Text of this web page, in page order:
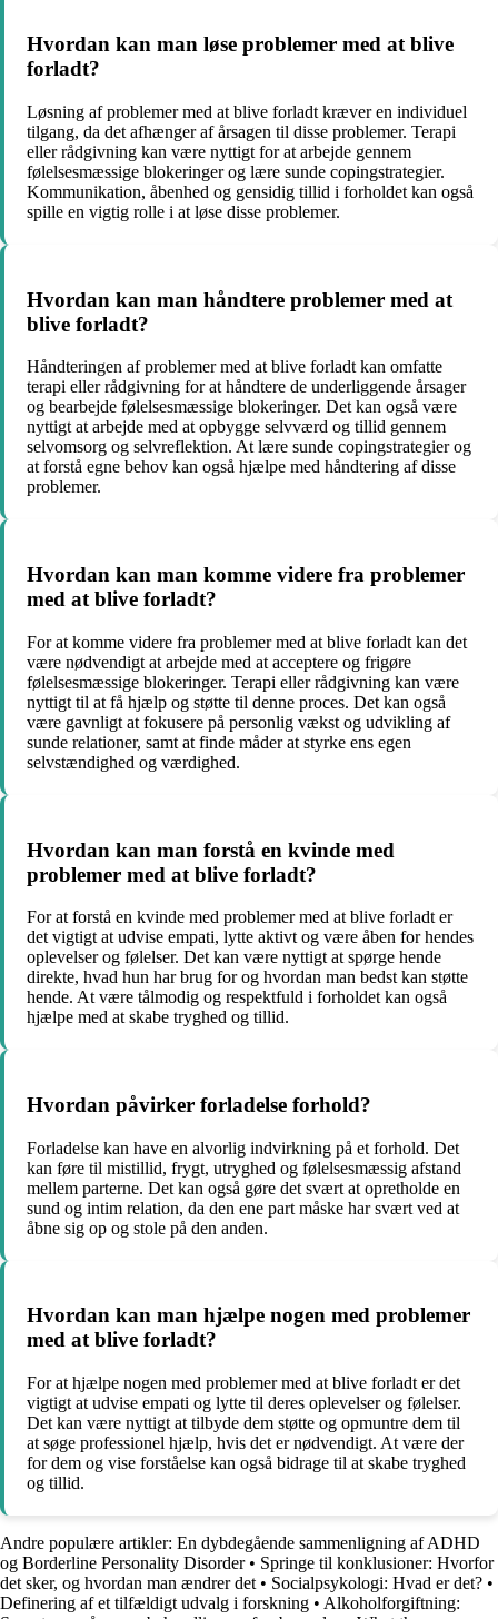
Hvordan kan man løse problemer med at blive
forladt?
Løsning af problemer med at blive forladt kræver en individuel
tilgang, da det afhænger af årsagen til disse problemer. Terapi
eller rådgivning kan være nyttigt for at arbejde gennem
følelsesmæssige blokeringer og lære sunde copingstrategier.
Kommunikation, åbenhed og gensidig tillid i forholdet kan også
spille en vigtig rolle i at løse disse problemer.
Hvordan kan man håndtere problemer med at
blive forladt?
Håndteringen af problemer med at blive forladt kan omfatte
terapi eller rådgivning for at håndtere de underliggende årsager
og bearbejde følelsesmæssige blokeringer. Det kan også være
nyttigt at arbejde med at opbygge selvværd og tillid gennem
selvomsorg og selvreflektion. At lære sunde copingstrategier og
at forstå egne behov kan også hjælpe med håndtering af disse
problemer.
Hvordan kan man komme videre fra problemer
med at blive forladt?
For at komme videre fra problemer med at blive forladt kan det
være nødvendigt at arbejde med at acceptere og frigøre
følelsesmæssige blokeringer. Terapi eller rådgivning kan være
nyttigt til at få hjælp og støtte til denne proces. Det kan også
være gavnligt at fokusere på personlig vækst og udvikling af
sunde relationer, samt at finde måder at styrke ens egen
selvstændighed og værdighed.
Hvordan kan man forstå en kvinde med
problemer med at blive forladt?
For at forstå en kvinde med problemer med at blive forladt er
det vigtigt at udvise empati, lytte aktivt og være åben for hendes
oplevelser og følelser. Det kan være nyttigt at spørge hende
direkte, hvad hun har brug for og hvordan man bedst kan støtte
hende. At være tålmodig og respektfuld i forholdet kan også
hjælpe med at skabe tryghed og tillid.
Hvordan påvirker forladelse forhold?
Forladelse kan have en alvorlig indvirkning på et forhold. Det
kan føre til mistillid, frygt, utryghed og følelsesmæssig afstand
mellem parterne. Det kan også gøre det svært at opretholde en
sund og intim relation, da den ene part måske har svært ved at
åbne sig op og stole på den anden.
Hvordan kan man hjælpe nogen med problemer
med at blive forladt?
For at hjælpe nogen med problemer med at blive forladt er det
vigtigt at udvise empati og lytte til deres oplevelser og følelser.
Det kan være nyttigt at tilbyde dem støtte og opmuntre dem til
at søge professionel hjælp, hvis det er nødvendigt. At være der
for dem og vise forståelse kan også bidrage til at skabe tryghed
og tillid.
Andre populære artikler: En dybdegående sammenligning af ADHD
og Borderline Personality Disorder• Springe til konklusioner: Hvorfor
det sker, og hvordan man ændrer det • Socialpsykologi: Hvad er det? •
Definering af et tilfældigt udvalg i forskning • Alkoholforgiftning: